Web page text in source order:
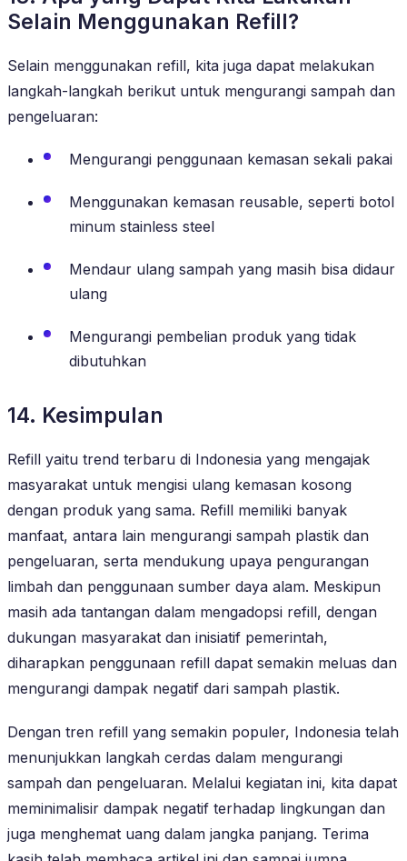
Selain Menggunakan Refill?
Selain menggunakan refill, kita juga dapat melakukan
langkah-langkah berikut untuk mengurangi sampah dan
pengeluaran:
Mengurangi penggunaan kemasan sekali pakai
Menggunakan kemasan reusable, seperti botol
minum stainless steel
Mendaur ulang sampah yang masih bisa didaur
ulang
Mengurangi pembelian produk yang tidak
dibutuhkan
14. Kesimpulan
Refill yaitu trend terbaru di Indonesia yang mengajak
masyarakat untuk mengisi ulang kemasan kosong
dengan produk yang sama. Refill memiliki banyak
manfaat, antara lain mengurangi sampah plastik dan
pengeluaran, serta mendukung upaya pengurangan
limbah dan penggunaan sumber daya alam. Meskipun
masih ada tantangan dalam mengadopsi refill, dengan
dukungan masyarakat dan inisiatif pemerintah,
diharapkan penggunaan refill dapat semakin meluas dan
mengurangi dampak negatif dari sampah plastik.
Dengan tren refill yang semakin populer, Indonesia telah
menunjukkan langkah cerdas dalam mengurangi
sampah dan pengeluaran. Melalui kegiatan ini, kita dapat
meminimalisir dampak negatif terhadap lingkungan dan
juga menghemat uang dalam jangka panjang. Terima